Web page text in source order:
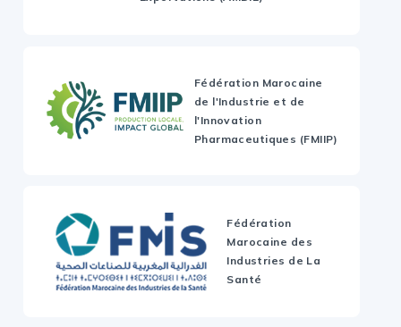
Fédération Marocaine
de l'Industrie et de
l'Innovation
Pharmaceutiques (FMIIP)
Fédération
Marocaine des
Industries de La
Santé